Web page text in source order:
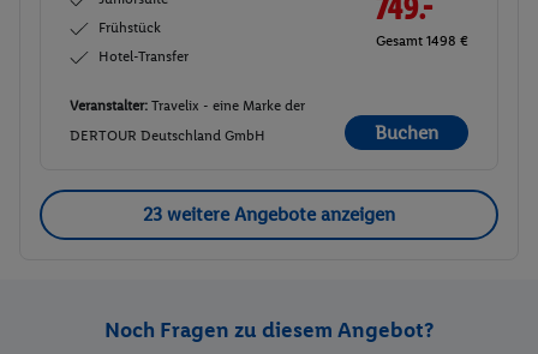
Frühstück
Hotel-Transfer
749.-
Gesamt 1498 €
Veranstalter: Travelix - eine Marke der
DERTOUR Deutschland GmbH
Buchen
23 weitere Angebote anzeigen
Noch Fragen zu diesem Angebot?